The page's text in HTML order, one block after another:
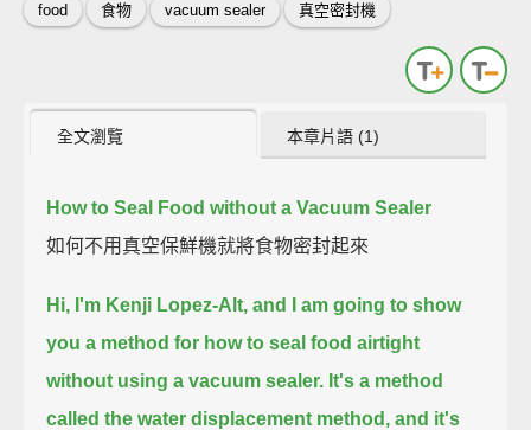
food 食物 vacuum sealer 真空密封機
全文瀏覽 本章片語 (1)
How to Seal Food without a Vacuum Sealer
如何不用真空保鮮機就將食物密封起來
Hi, I'm Kenji Lopez-Alt, and I am going to show
you a method for how to seal food airtight
without using a vacuum sealer. It's a method
called the water displacement method, and it's